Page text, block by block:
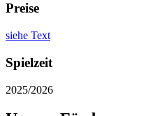
Preise
siehe Text
Spielzeit
2025/2026